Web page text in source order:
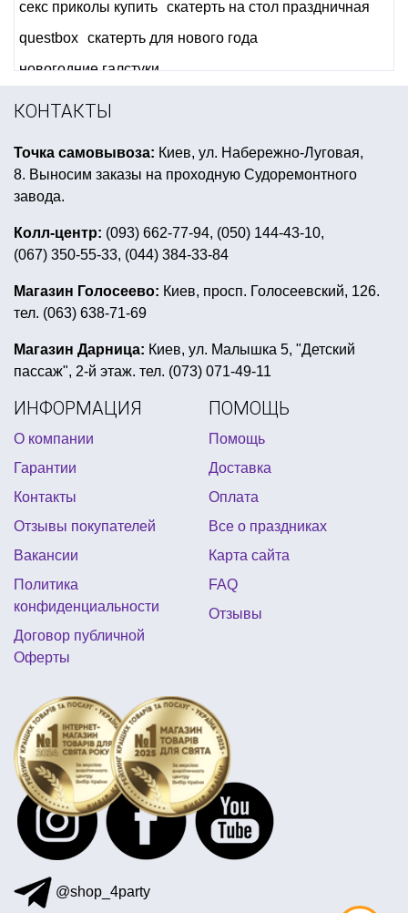
секс приколы купить скатерть на стол праздничная
questbox скатерть для нового года
новогодние галстуки
купить пиратскую шляпу в киеве
шапки в форме животных
конфетти стоимость
пиратская вечеринка оформление стола
всё для футбольной вечеринки
день рождение в стиле маша и медведь
светящиеся палочки киев макияж мертвеца
день рождения в стиле лего ниндзяго
день рождения трансформеры гавайские шорты
товары на выпускной в школу украина
товары к хеллоуину
наряды на 14 февраля
новогодние костюмы насекомых
романтические воздушные шары
гирлянда на 8 марта
подвесной шар
украшения 14 февраля
день рождения в стиле микки маус
КОНТАКТЫ
Точка самовывоза: Киев, ул. Набережно-Луговая,
8. Выносим заказы на проходную Судоремонтного
завода.
Колл-центр: (093) 662-77-94, (050) 144-43-10,
(067) 350-55-33, (044) 384-33-84
Магазин Голосеево: Киев, просп. Голосеевский, 126.
тел. (063) 638-71-69
Магазин Дарница: Киев, ул. Малышка 5, "Детский
пассаж", 2-й этаж. тел. (073) 071-49-11
ИНФОРМАЦИЯ
О компании
Гарантии
Контакты
Отзывы покупателей
Вакансии
Политика
конфиденциальности
Договор публичной
Оферты
ПОМОЩЬ
Помощь
Доставка
Оплата
Все о праздниках
Карта сайта
FAQ
Отзывы
@shop_4party